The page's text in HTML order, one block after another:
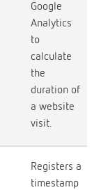
Google
Analytics
to
calculate
the
duration of
a website
visit.
Registers a
timestamp